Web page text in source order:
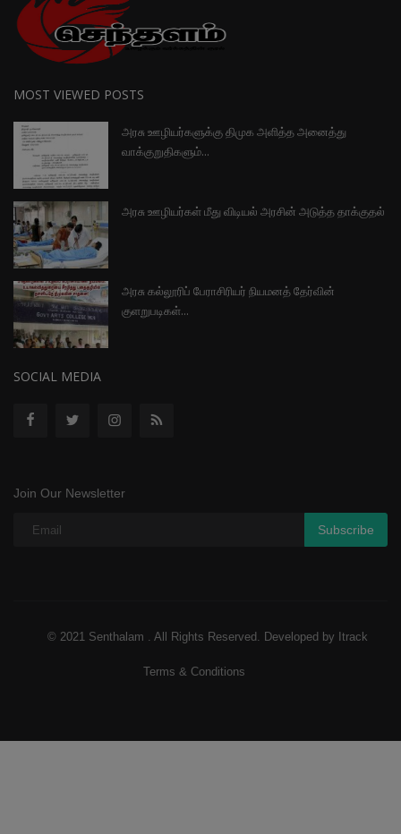
MOST VIEWED POSTS
அரசு ஊழியர்களுக்கு திமுக அளித்த அனைத்து
வாக்குறுதிகளும்...
அரசு ஊழியர்கள் மீது விடியல் அரசின் அடுத்த தாக்குதல்
அரசு கல்லூரிப் பேராசிரியர் நியமனத் தேர்வின்
குளறுபடிகள்...
SOCIAL MEDIA
Join Our Newsletter
Subscribe
© 2021 Senthalam . All Rights Reserved. Developed by Itrack
Terms & Conditions